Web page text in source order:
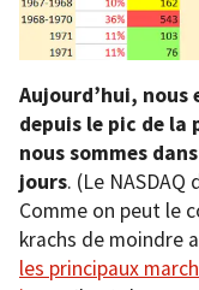
Aujourd’hui, nous
depuis le pic de
nous sommes
jours. (Le
Comme on peut le
krachs de moindre
les principaux